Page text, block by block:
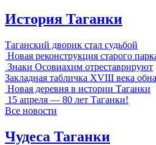
История Таганки
Таганский дворик стал судьбой
Новая реконструкция старого
Знаки Осовиахим отреставрируют
Закладная табличка XVIII века
Новая деревня в истории Таганки
15 апреля — 80 лет Таганки!
Все новости
Чудеса Таганки